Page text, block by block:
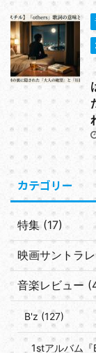
カテゴリー
特集 (17)
映画サントラ
音楽レビュー
B'z (127)
1stアルバム